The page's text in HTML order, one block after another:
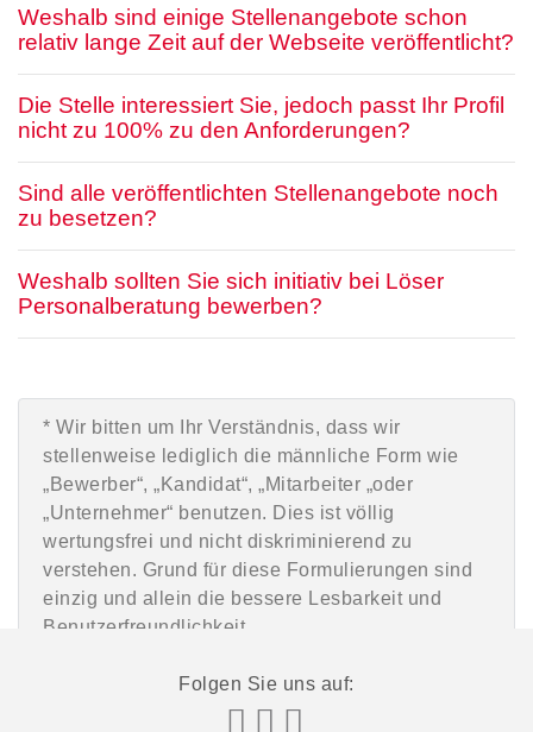
Weshalb sind einige Stellenangebote schon
relativ lange Zeit auf der Webseite veröffentlicht?
Die Stelle interessiert Sie, jedoch passt Ihr Profil
nicht zu 100% zu den Anforderungen?
Sind alle veröffentlichten Stellenangebote noch
zu besetzen?
Weshalb sollten Sie sich initiativ bei Löser
Personalberatung bewerben?
* Wir bitten um Ihr Verständnis, dass wir
stellenweise lediglich die männliche Form wie
„Bewerber“, „Kandidat“, „Mitarbeiter „oder
„Unternehmer“ benutzen. Dies ist völlig
wertungsfrei und nicht diskriminierend zu
verstehen. Grund für diese Formulierungen sind
einzig und allein die bessere Lesbarkeit und
Benutzerfreundlichkeit.
Folgen Sie uns auf: